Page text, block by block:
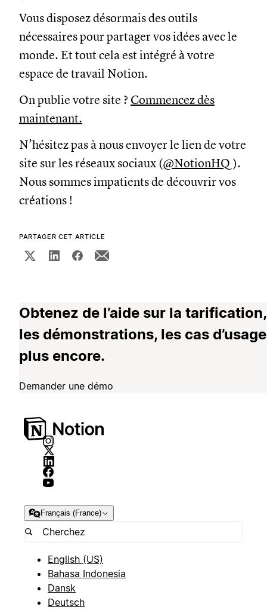
Vous disposez désormais des outils
nécessaires pour partager vos idées avec le
monde. Et tout cela est intégré à votre
espace de travail Notion.
On publie votre site ? Commencez dès
maintenant.
N’hésitez pas à nous envoyer le lien de votre
site sur les réseaux sociaux (@NotionHQ ).
Nous sommes impatients de découvrir vos
créations !
PARTAGER CET ARTICLE
Obtenez de l’aide sur la tarification,
les démonstrations, les cas
plus encore.
Demander une démo
Français (France)
English (US)
Bahasa Indonesia
Dansk
Deutsch